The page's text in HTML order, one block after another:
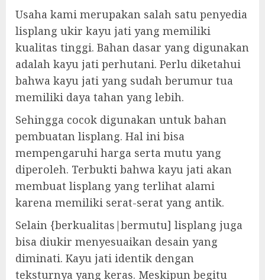
Usaha kami merupakan salah satu penyedia
lisplang ukir kayu jati yang memiliki
kualitas tinggi. Bahan dasar yang digunakan
adalah kayu jati perhutani. Perlu diketahui
bahwa kayu jati yang sudah berumur tua
memiliki daya tahan yang lebih.
Sehingga cocok digunakan untuk bahan
pembuatan lisplang. Hal ini bisa
mempengaruhi harga serta mutu yang
diperoleh. Terbukti bahwa kayu jati akan
membuat lisplang yang terlihat alami
karena memiliki serat-serat yang antik.
Selain {berkualitas|bermutu] lisplang juga
bisa diukir menyesuaikan desain yang
diminati. Kayu jati identik dengan
teksturnya yang keras. Meskipun begitu